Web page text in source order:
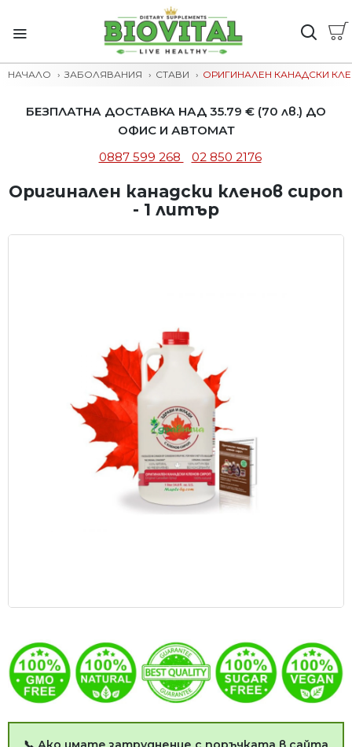
НАЧАЛО ЗАБОЛЯВАНИЯ СТАВИ ОРИГИНАЛЕН КАНАДСКИ
БЕЗПЛАТНА ДОСТАВКА НАД 35.79 € (70 лв.) ДО
ОФИС И АВТОМАТ
0887 599 268
02 850 2176
Оригинален канадски кленов сироп
- 1 литър